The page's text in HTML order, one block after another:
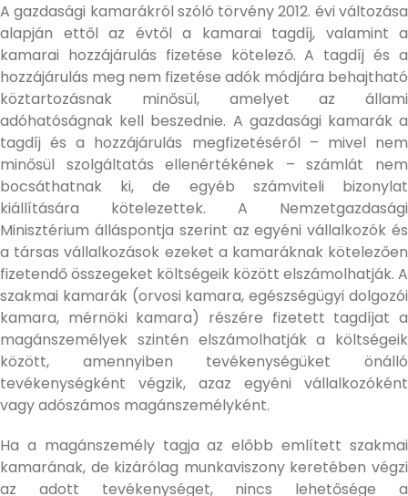
A gazdasági kamarákról szóló törvény 2012. évi változása
alapján ettől az évtől a kamarai tagdíj, valamint a
kamarai hozzájárulás fizetése kötelező. A tagdíj és a
hozzájárulás meg nem fizetése adók módjára behajtható
köztartozásnak minősül, amelyet az állami
adóhatóságnak kell beszednie. A gazdasági kamarák a
tagdíj és a hozzájárulás megfizetéséről – mivel nem
minősül szolgáltatás ellenértékének – számlát nem
bocsáthatnak ki, de egyéb számviteli bizonylat
kiállítására kötelezettek. A Nemzetgazdasági
Minisztérium álláspontja szerint az egyéni vállalkozók és
a társas vállalkozások ezeket a kamaráknak kötelezően
fizetendő összegeket költségeik között elszámolhatják. A
szakmai kamarák (orvosi kamara, egészségügyi dolgozói
kamara, mérnöki kamara) részére fizetett tagdíjat a
magánszemélyek szintén elszámolhatják a költségeik
között, amennyiben tevékenységüket önálló
tevékenységként végzik, azaz egyéni vállalkozóként
vagy adószámos magánszemélyként.
Ha a magánszemély tagja az előbb említett szakmai
kamarának, de kizárólag munkaviszony keretében végzi
az adott tevékenységet, nincs lehetősége a